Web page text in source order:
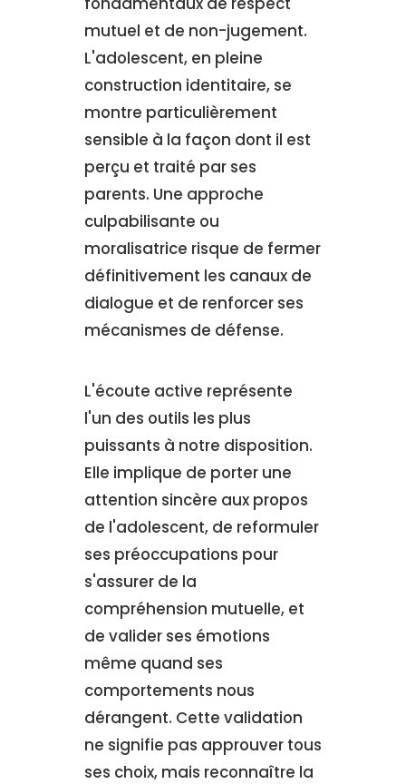
mutuel et de non-jugement.
L'adolescent, en pleine
construction identitaire, se
montre particulièrement
sensible à la façon dont il est
perçu et traité par ses
parents. Une approche
culpabilisante ou
moralisatrice risque de fermer
définitivement les canaux de
dialogue et de renforcer ses
mécanismes de défense.
L'écoute active représente
l'un des outils les plus
puissants à notre disposition.
Elle implique de porter une
attention sincère aux propos
de l'adolescent, de reformuler
ses préoccupations pour
s'assurer de la
compréhension mutuelle, et
de valider ses émotions
même quand ses
comportements nous
dérangent. Cette validation
ne signifie pas approuver tous
ses choix, mais reconnaître la